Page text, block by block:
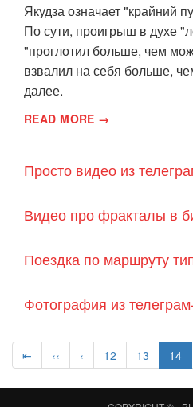
Якудза означает "крайний
По сути, проигрыш в духе
"проглотил больше, чем
взвалил на себя больше,
далее.
READ MORE →
Просто видео из
Видео про фракталы в
Поездка по маршруту
Фотография из
⇤ ‹‹ ‹ 12 13 14